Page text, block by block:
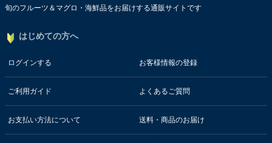
旬のフルーツ＆マグロ・海鮮品をお届けする通販サイトです
はじめての方へ
ログインする お客様情報の登録
ご利用ガイド よくあるご質問
お支払い方法について 送料・商品のお届け